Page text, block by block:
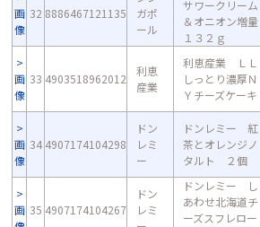
画
像
32 8886467121135
ガポ
ール
サワークリーム
＆オニオン増量
１３２ｇ
画
像
33 4903518962012
利恵
産業
利恵産業 ＬＬ
しっとり濃厚Ｎ
Ｙチーズケーキ
画
像
34 4907174104298
ドン
レミ
ー
ドンレミー 紅
茶とオレンジノ
タルト ２個
画 35 4907174104267
ドン
レミ
ドンレミー し
あわせ北海道チ
ーズスフレロー